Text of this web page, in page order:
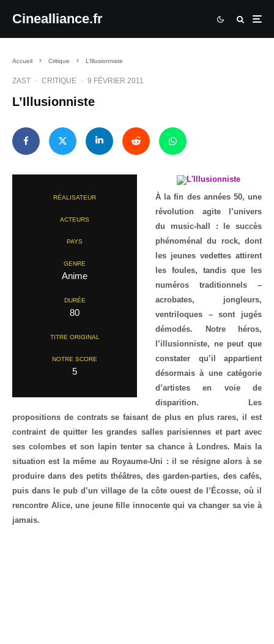
Cinealliance.fr
Accueil Critique L’Illusionniste
ZAST · CRITIQUE · 9 FÉVRIER 2011
L’Illusionniste
RÉALISATEUR
ACTEURS
PAYS
GENRE
Anime
DURÉE
80
TITRE ORIGINAL
NOTRE SCORE
5
À la fin des années 50, une
révolution agite l’univers
du music-hall : le succès
phénoménal du rock, dont
les jeunes vedettes attirent
les foules, tandis que les
numéros traditionnels –
acrobates, jongleurs,
ventriloques – sont jugés
démodés. Notre héros,
l’illusionniste, ne peut que
constater qu’il appartient
désormais à une catégorie
d’artistes en voie de
disparition. Les
propositions de contrats se faisant de plus en plus rares, il est
contraint de quitter les grandes salles parisiennes et part avec
ses colombes et son lapin tenter sa chance à Londres. Mais la
situation est la même au Royaume-Uni : il se résigne alors à se
produire dans des petits théâtres, des garden-parties, des cafés,
puis dans le pub d’un village de la côte ouest de l’Écosse, où il
rencontre Alice, une jeune fille innocente qui va changer sa vie à
jamais.